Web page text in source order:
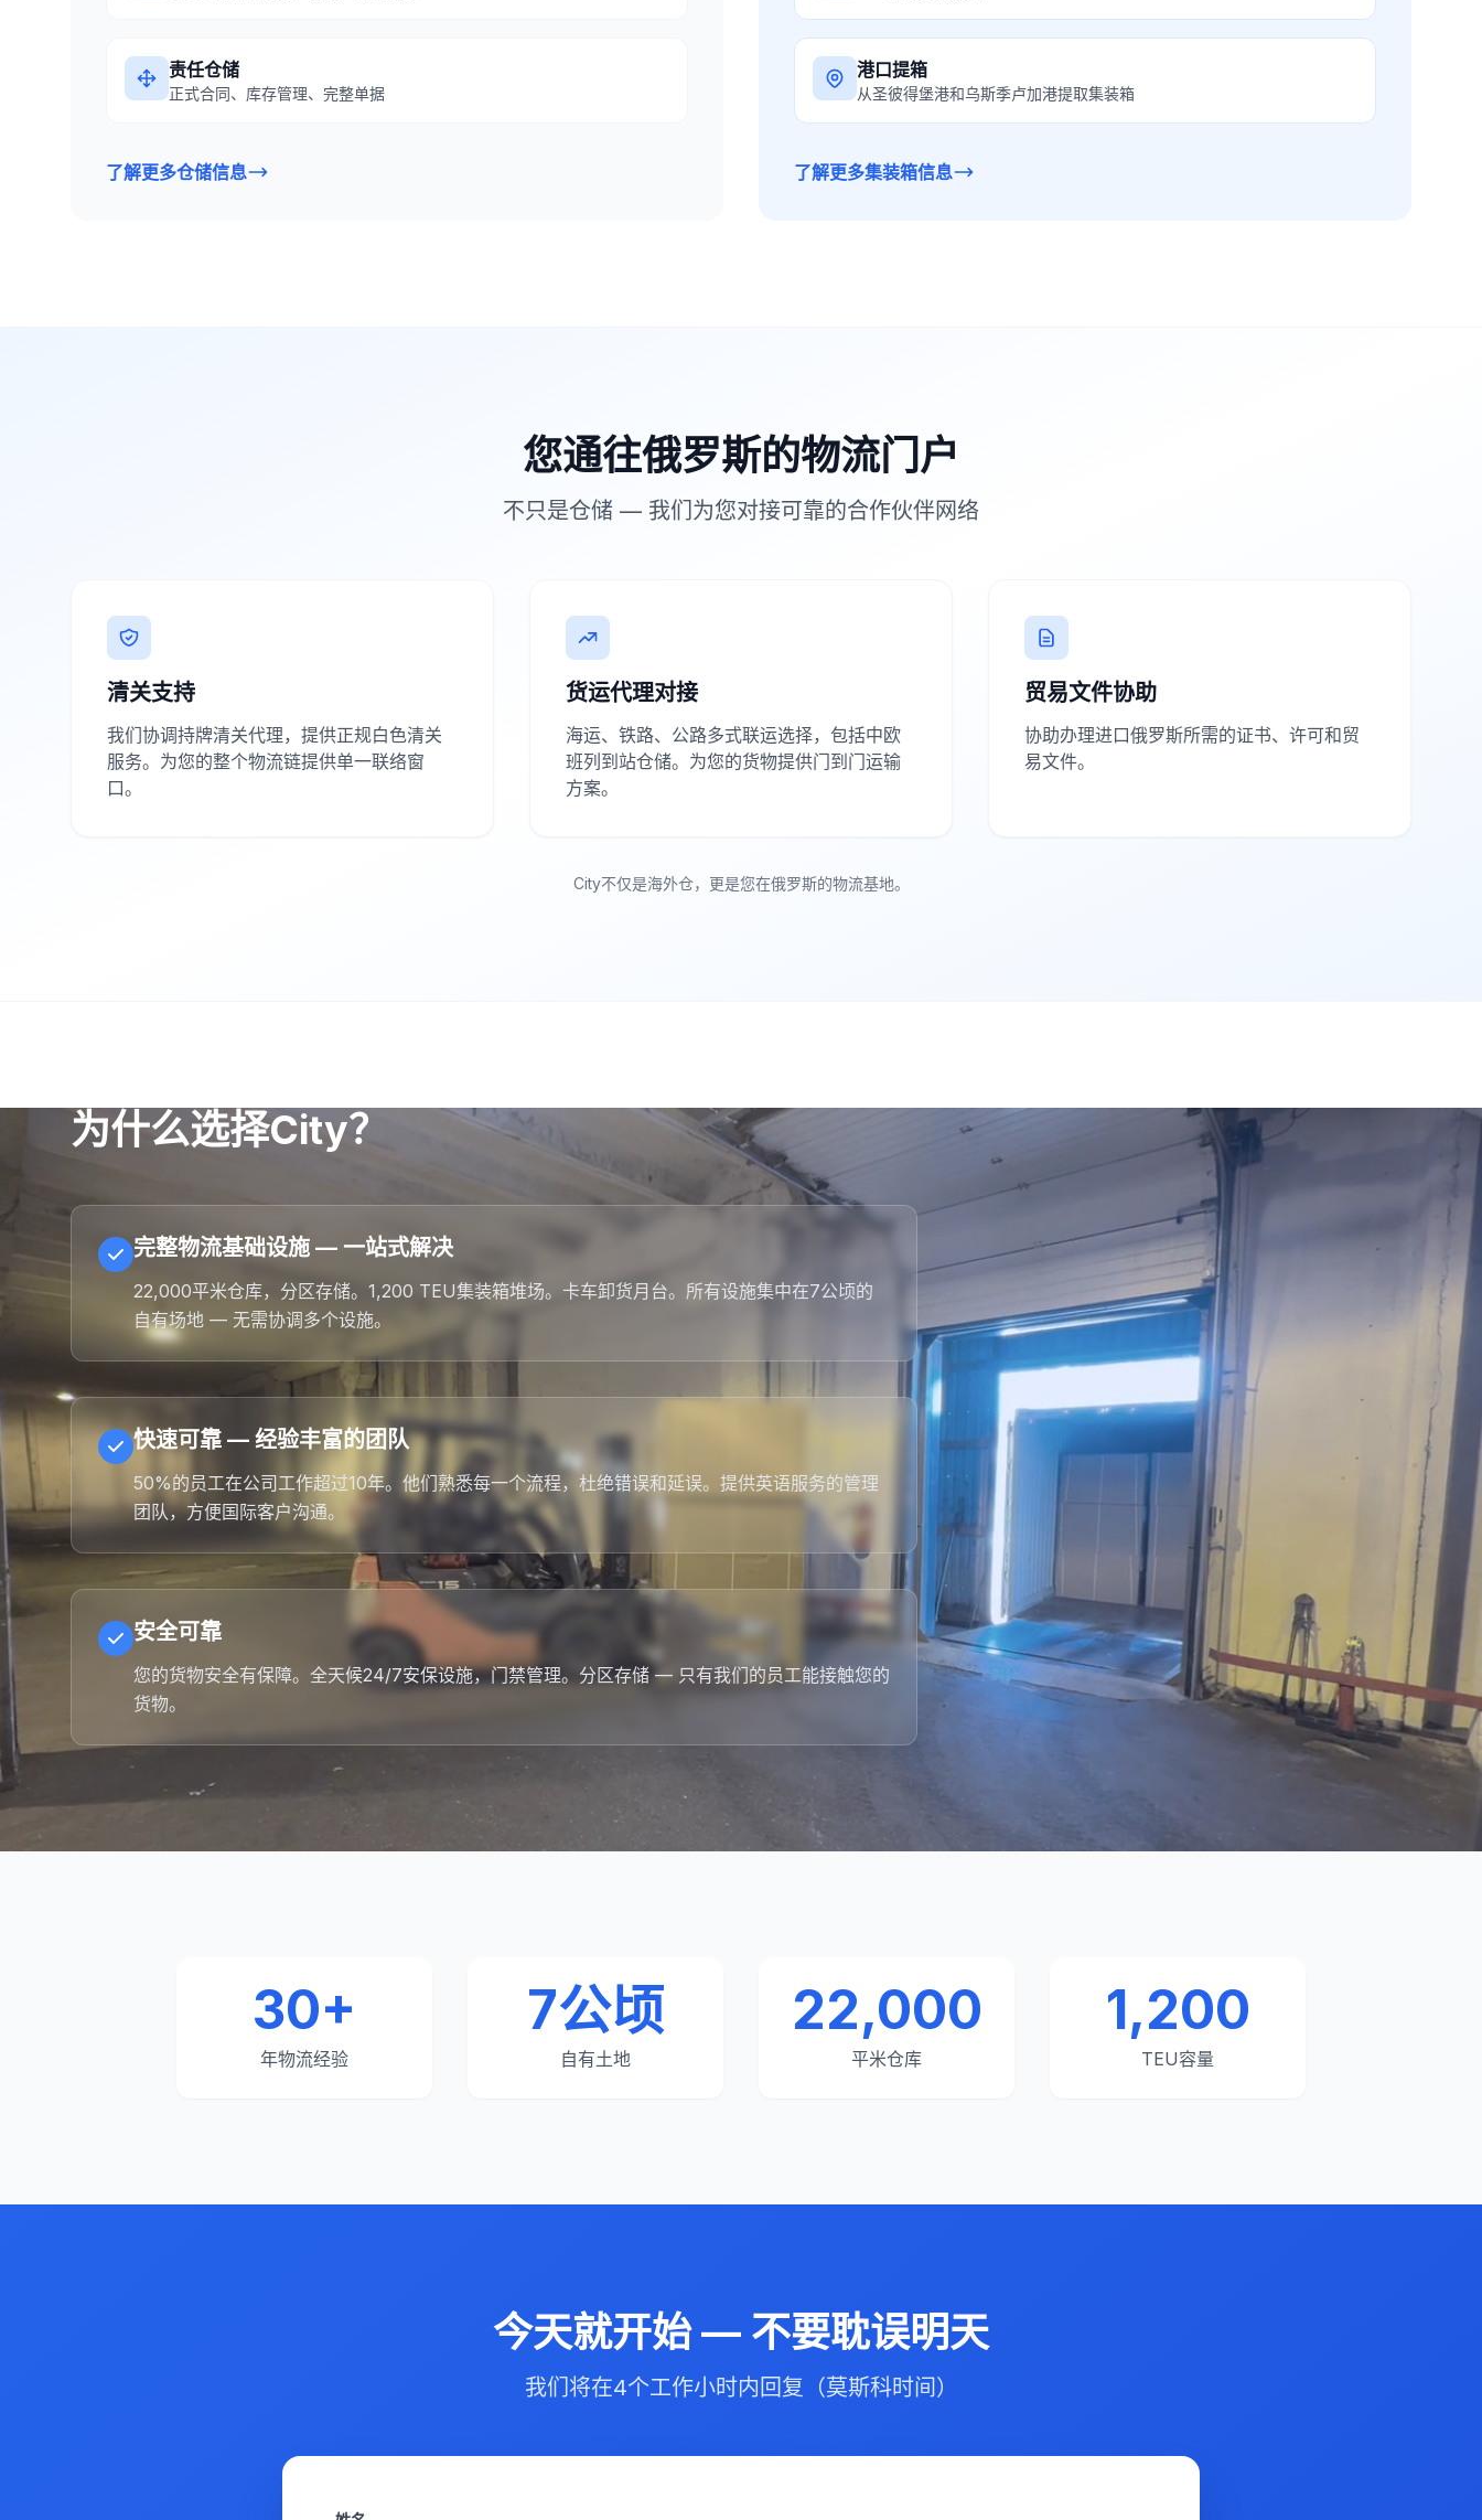
责任仓储
正式合同、库存管理、完整单据
了解更多仓储信息
港口提箱
从圣彼得堡港和乌斯季卢加港提取集装箱
了解更多集装箱信息
您通往俄罗斯的物流门户
不只是仓储 — 我们为您对接可靠的合作伙伴网络
清关支持
我们协调持牌清关代理，提供正规白色清关
服务。为您的整个物流链提供单一联络窗
口。
货运代理对接
海运、铁路、公路多式联运选择，包括中欧
班列到站仓储。为您的货物提供门到门运输
方案。
贸易文件协助
协助办理进口俄罗斯所需的证书、许可和贸
易文件。
City不仅是海外仓，更是您在俄罗斯的物流基地。
为什么选择City？
完整物流基础设施 — 一站式解决
22,000平米仓库，分区存储。1,200 TEU集装箱堆场。卡车卸货月台。所有设施集中在7公顷的
自有场地 — 无需协调多个设施。
快速可靠 — 经验丰富的团队
50%的员工在公司工作超过10年。他们熟悉每一个流程，杜绝错误和延误。提供英语服务的管理
团队，方便国际客户沟通。
安全可靠
您的货物安全有保障。全天候24/7安保设施，门禁管理。分区存储 — 只有我们的员工能接触您的
货物。
30+
年物流经验
7公顷
自有土地
22,000
平米仓库
1,200
TEU容量
今天就开始 — 不要耽误明天
我们将在4个工作小时内回复（莫斯科时间）